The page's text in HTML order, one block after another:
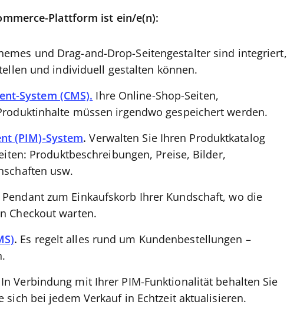
Plattform ist ein/e(n):
und Drag-and-Drop-Seitengestalter sind integriert,
und individuell gestalten können.
System (CMS). Ihre Online-Shop-Seiten,
müssen irgendwo gespeichert werden.
(PIM)-System. Verwalten Sie Ihren Produktkatalog
Produktbeschreibungen, Preise, Bilder,
usw.
Pendant zum Einkaufskorb Ihrer Kundschaft, wo die
Checkout warten.
. Es regelt alles rund um Kundenbestellungen –
In Verbindung mit Ihrer PIM-Funktionalität behalten Sie
sich bei jedem Verkauf in Echtzeit aktualisieren.